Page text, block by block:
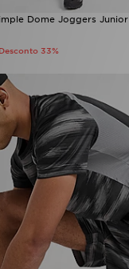
Dome Joggers Junior
Desconto 33%